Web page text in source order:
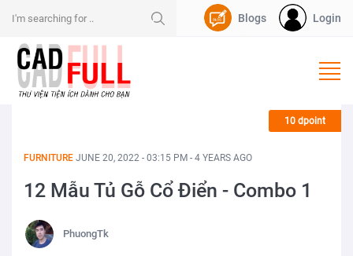
Login
Blogs
FURNITURE JUNE 20, 2022 - 03:15 PM - 4 YEARS AGO
12 Mẫu Tủ Gỗ Cổ Điển - Combo 1
PhuongTk
10 dpoint